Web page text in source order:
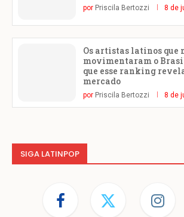
por Priscila Bertozzi 8 de
Os artistas latinos que
movimentaram o
que esse ranking
mercado
por Priscila Bertozzi 8 de
SIGA LATINPOP